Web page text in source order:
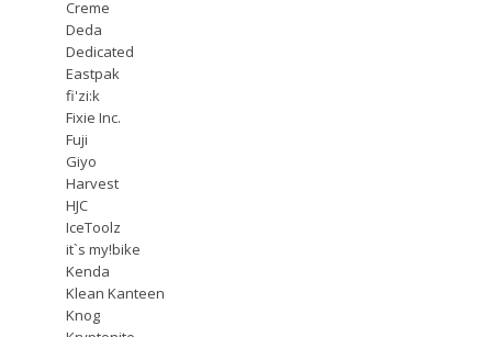
Creme
Deda
Dedicated
Eastpak
fi'zi:k
Fixie Inc.
Fuji
Giyo
Harvest
HJC
IceToolz
it`s my!bike
Kenda
Klean Kanteen
Knog